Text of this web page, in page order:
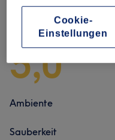
Salonbewertungen
5,0
Ambiente
Sauberkeit
Cookie-
Einstellungen